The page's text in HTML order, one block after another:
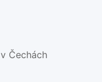
Čechách